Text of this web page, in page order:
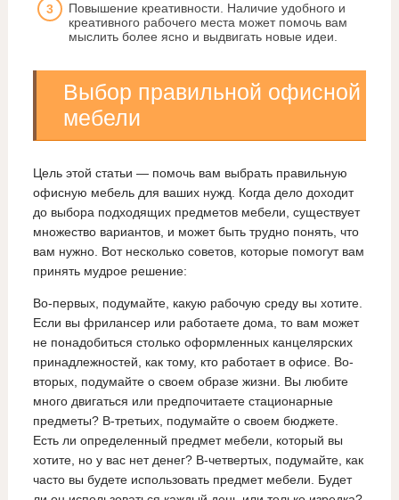
Повышение креативности. Наличие удобного и
креативного рабочего места может помочь вам
мыслить более ясно и выдвигать новые идеи.
Выбор правильной офисной
мебели
Цель этой статьи — помочь вам выбрать правильную
офисную мебель для ваших нужд. Когда дело доходит
до выбора подходящих предметов мебели, существует
множество вариантов, и может быть трудно понять, что
вам нужно. Вот несколько советов, которые помогут вам
принять мудрое решение:
Во-первых, подумайте, какую рабочую среду вы хотите.
Если вы фрилансер или работаете дома, то вам может
не понадобиться столько оформленных канцелярских
принадлежностей, как тому, кто работает в офисе. Во-
вторых, подумайте о своем образе жизни. Вы любите
много двигаться или предпочитаете стационарные
предметы? В-третьих, подумайте о своем бюджете.
Есть ли определенный предмет мебели, который вы
хотите, но у вас нет денег? В-четвертых, подумайте, как
часто вы будете использовать предмет мебели. Будет